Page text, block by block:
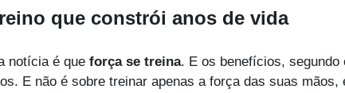
que constrói anos de vida
notícia é que força se treina. E os benefícios, segundo
E não é sobre treinar apenas a força das suas